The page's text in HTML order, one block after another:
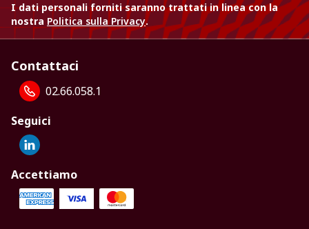
I dati personali forniti saranno trattati in linea con la
nostra Politica sulla Privacy.
Contattaci
02.66.058.1
Seguici
Accettiamo